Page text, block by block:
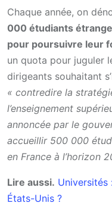
Chaque année, on
000 étudiants
pour poursuivre leur
un quota pour juguler
dirigeants souhaitant
« contredire la
l’enseignement
annoncée par le
accueillir 500 000
en France à l’horizon
Lire aussi. Universités
États-Unis ?